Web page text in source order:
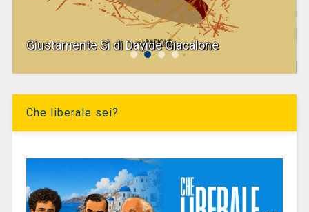
Giustamente Sì di Davide Giacalone
Che liberale sei?